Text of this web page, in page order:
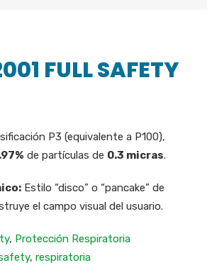
FULL SAFETY
P3 (equivalente a P100),
de partículas de 0.3 micras.
Estilo “disco” o “pancake” de
el campo visual del usuario.
, Protección Respiratoria
, respiratoria